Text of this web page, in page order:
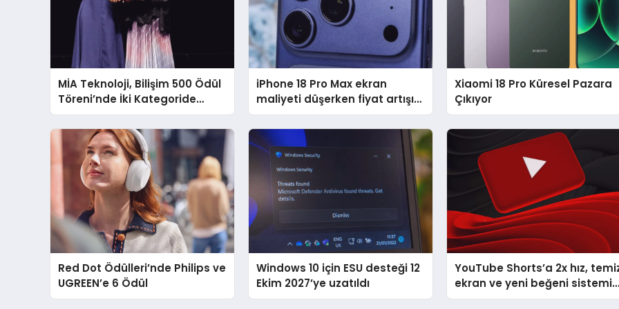
MİA Teknoloji, Bilişim 500 Ödül
Töreni’nde İki Kategoride
Birincilik Elde Etti
iPhone 18 Pro Max ekran
maliyeti düşerken fiyat artışı
beklentisi
Xiaomi 18 Pro Küresel Pazara
Çıkıyor
Red Dot Ödülleri’nde Philips ve
UGREEN’e 6 Ödül
Windows 10 için ESU desteği 12
Ekim 2027’ye uzatıldı
YouTube Shorts’a 2x hız,
ekran ve yeni beğeni sistemi
geliyor